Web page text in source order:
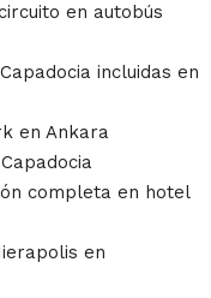
en autobús
incluidas en
en Ankara
completa en hotel
en